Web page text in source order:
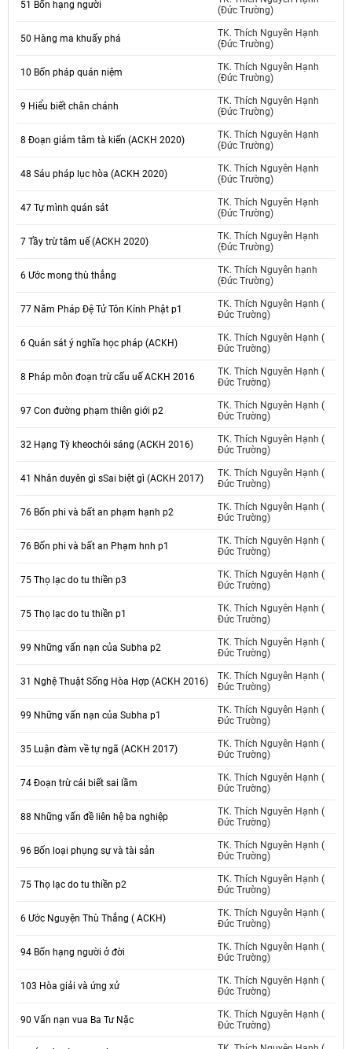
51 Bốn hạng người
(Đức Trường)
50 Hàng ma khuấy phá
TK. Thích Nguyên Hạnh
(Đức Trường)
10 Bốn pháp quán niệm
TK. Thích Nguyên Hạnh
(Đức Trường)
9 Hiểu biết chân chánh
TK. Thích Nguyên Hạnh
(Đức Trường)
8 Đoạn giảm tâm tà kiến (ACKH 2020)
TK. Thích Nguyên Hạnh
(Đức Trường)
48 Sáu pháp lục hòa (ACKH 2020)
TK. Thích Nguyên Hạnh
(Đức Trường)
47 Tự mình quán sát
TK. Thích Nguyên Hạnh
(Đức Trường)
7 Tầy trừ tâm uế (ACKH 2020)
TK. Thích Nguyên Hạnh
(Đức Trường)
6 Ước mong thù thắng
TK. Thích Nguyên hạnh
(Đức Trường)
77 Năm Pháp Đệ Tử Tôn Kính Phật p1
TK. Thích Nguyên Hạnh (
Đức Trường)
6 Quán sát ý nghĩa học pháp (ACKH)
TK. Thích Nguyên Hạnh (
Đức Trường)
8 Pháp môn đoạn trừ cấu uế ACKH 2016
TK. Thích Nguyên Hạnh (
Đức Trường)
97 Con đường phạm thiên giới p2
TK. Thích Nguyên Hạnh (
Đức Trường)
32 Hạng Tỳ kheochói sáng (ACKH 2016)
TK. Thích Nguyên Hạnh (
Đức Trường)
41 Nhân duyên gì sSai biệt gì (ACKH 2017)
TK. Thích Nguyên Hạnh (
Đức Trường)
76 Bốn phi và bất an phạm hạnh p2
TK. Thích Nguyên Hạnh (
Đức Trường)
76 Bốn phi và bất an Phạm hnh p1
TK. Thích Nguyên Hạnh (
Đức Trường)
75 Thọ lạc do tu thiền p3
TK. Thích Nguyên Hạnh (
Đức Trường)
75 Thọ lạc do tu thiền p1
TK. Thích Nguyên Hạnh (
Đức Trường)
99 Những vấn nạn của Subha p2
TK. Thích Nguyên Hạnh (
Đức Trường)
31 Nghệ Thuật Sống Hòa Hợp (ACKH 2016)
TK. Thích Nguyên Hạnh (
Đức Trường)
99 Những vấn nạn của Subha p1
TK. Thích Nguyên Hạnh (
Đức Trường)
35 Luận đàm về tự ngã (ACKH 2017)
TK. Thích Nguyên Hạnh (
Đức Trường)
74 Đoạn trừ cái biết sai lầm
TK. Thích Nguyên Hạnh (
Đức Trường)
88 Những vấn đề liên hệ ba nghiệp
TK. Thích Nguyên Hạnh (
Đức Trường)
96 Bốn loại phụng sự và tài sản
TK. Thích Nguyên Hạnh (
Đức Trường)
75 Thọ lạc do tu thiền p2
TK. Thích Nguyên Hạnh (
Đức Trường)
6 Ước Nguyện Thù Thắng ( ACKH)
TK. Thích Nguyên Hạnh (
Đức Trường)
94 Bốn hạng người ở đời
TK. Thích Nguyên Hạnh (
Đức Trường)
103 Hòa giải và ứng xử
TK. Thích Nguyên Hạnh (
Đức Trường)
90 Vấn nạn vua Ba Tư Nặc
TK. Thích Nguyên Hạnh (
Đức Trường)